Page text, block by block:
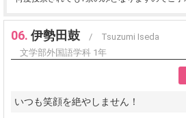
06. 伊勢田鼓 / Tsuzumi Iseda
文学部外国語学科 1年
いつも笑顔を絶やしません！